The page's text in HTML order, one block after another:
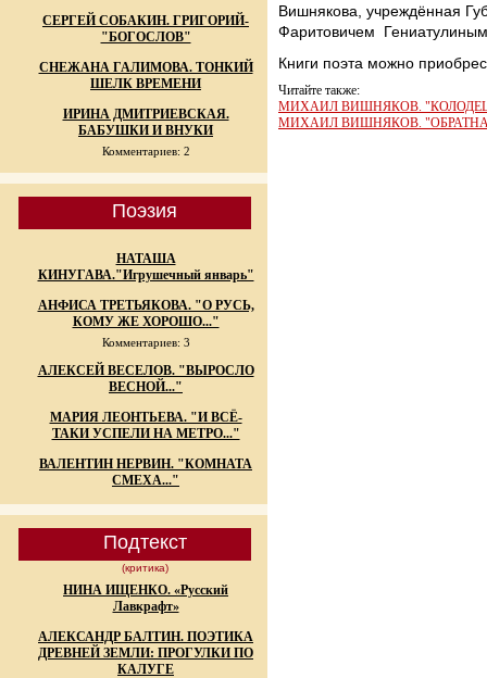
СЕРГЕЙ СОБАКИН. ГРИГОРИЙ-
"БОГОСЛОВ"
СНЕЖАНА ГАЛИМОВА. ТОНКИЙ
ШЕЛК ВРЕМЕНИ
ИРИНА ДМИТРИЕВСКАЯ.
БАБУШКИ И ВНУКИ
Комментариев: 2
Поэзия
НАТАША
КИНУГАВА."Игрушечный январь"
АНФИСА ТРЕТЬЯКОВА. "О РУСЬ,
КОМУ ЖЕ ХОРОШО..."
Комментариев: 3
АЛЕКСЕЙ ВЕСЕЛОВ. "ВЫРОСЛО
ВЕСНОЙ..."
МАРИЯ ЛЕОНТЬЕВА. "И ВСЁ-
ТАКИ УСПЕЛИ НА МЕТРО..."
ВАЛЕНТИН НЕРВИН. "КОМНАТА
СМЕХА..."
Подтекст
(критика)
НИНА ИЩЕНКО. «Русский
Лавкрафт»
АЛЕКСАНДР БАЛТИН. ПОЭТИКА
ДРЕВНЕЙ ЗЕМЛИ: ПРОГУЛКИ ПО
КАЛУГЕ
Вишнякова, учреждённая
Фаритовичем
Книги поэта можно
Читайте также:
МИХАИЛ ВИШНЯКОВ.
МИХАИЛ ВИШНЯКОВ.